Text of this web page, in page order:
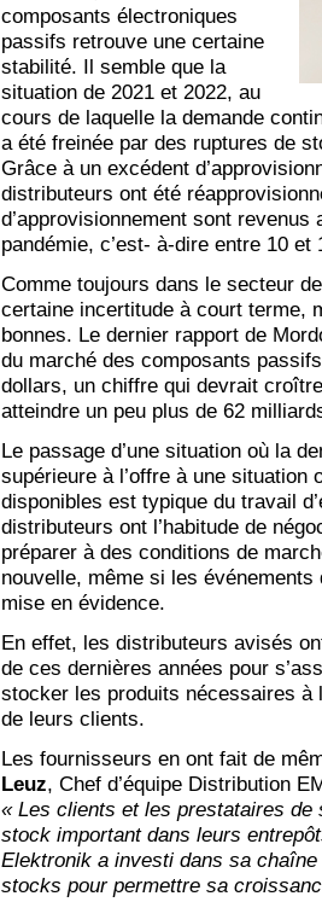
composants électroniques
passifs retrouve une certaine
stabilité. Il semble que la
situation de 2021 et 2022, au
cours de laquelle la demande
a été freinée par des ruptures de
Grâce à un excédent
distributeurs ont été
d’approvisionnement sont
pandémie, c’est- à-dire entre 10 et
Comme toujours dans le secteur
certaine incertitude à court terme,
bonnes. Le dernier rapport de
du marché des composants
dollars, un chiffre qui devrait
atteindre un peu plus de 62
Le passage d’une situation où la
supérieure à l’offre à une
disponibles est typique du travail
distributeurs ont l’habitude de
préparer à des conditions de
nouvelle, même si les événements
mise en évidence.
En effet, les distributeurs avisés
de ces dernières années pour
stocker les produits nécessaires à
de leurs clients.
Les fournisseurs en ont fait de
Leuz, Chef d’équipe Distribution
« Les clients et les prestataires de
stock important dans leurs
Elektronik a investi dans sa chaîne
stocks pour permettre sa